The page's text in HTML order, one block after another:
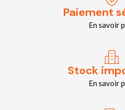
Paiement
En savoir
Stock
En savoir